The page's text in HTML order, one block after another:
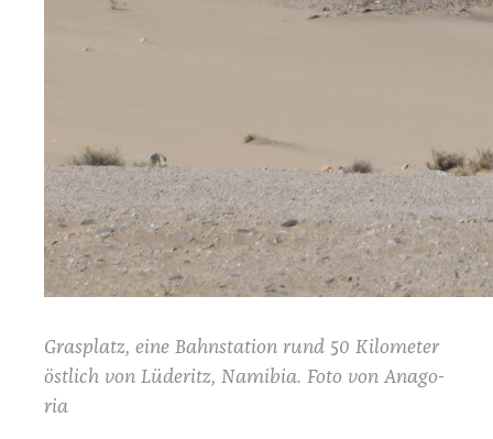
Gras­platz, eine Bahn­sta­ti­on rund 50 Kilo­me­ter
öst­lich von Lüde­ritz, Nami­bia. Foto von Ana­go­
ria